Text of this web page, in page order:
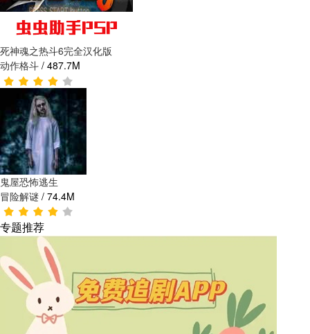
死神魂之热斗6完全汉化版
动作格斗 / 487.7M
鬼屋恐怖逃生
冒险解谜 / 74.4M
专题推荐